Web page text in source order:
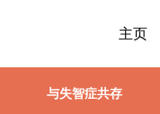
主页
与失智症共存